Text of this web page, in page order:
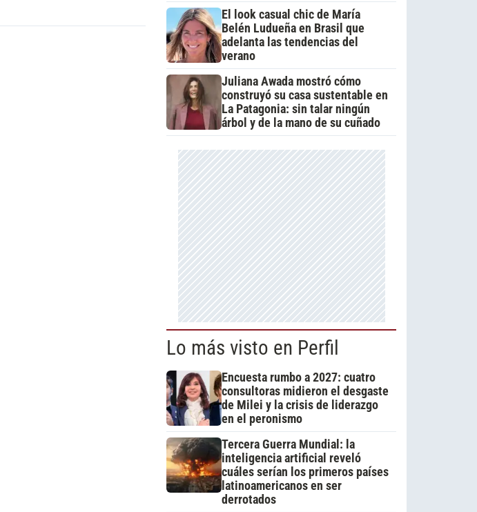
El look casual chic de María
Belén Ludueña en Brasil que
adelanta las tendencias del
verano
Juliana Awada mostró cómo
construyó su casa sustentable en
La Patagonia: sin talar ningún
árbol y de la mano de su cuñado
Lo más visto en Perfil
Encuesta rumbo a 2027: cuatro
consultoras midieron el desgaste
de Milei y la crisis de liderazgo
en el peronismo
Tercera Guerra Mundial: la
inteligencia artificial reveló
cuáles serían los primeros países
latinoamericanos en ser
derrotados